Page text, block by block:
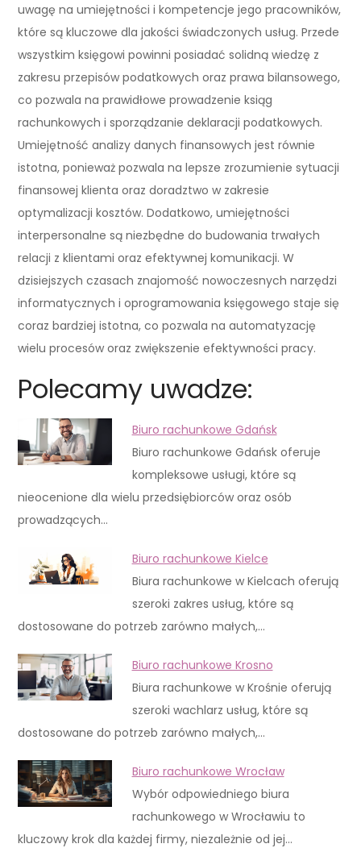
uwagę na umiejętności i kompetencje jego pracowników,
które są kluczowe dla jakości świadczonych usług. Przede
wszystkim księgowi powinni posiadać solidną wiedzę z
zakresu przepisów podatkowych oraz prawa bilansowego,
co pozwala na prawidłowe prowadzenie ksiąg
rachunkowych i sporządzanie deklaracji podatkowych.
Umiejętność analizy danych finansowych jest równie
istotna, ponieważ pozwala na lepsze zrozumienie sytuacji
finansowej klienta oraz doradztwo w zakresie
optymalizacji kosztów. Dodatkowo, umiejętności
interpersonalne są niezbędne do budowania trwałych
relacji z klientami oraz efektywnej komunikacji. W
dzisiejszych czasach znajomość nowoczesnych narzędzi
informatycznych i oprogramowania księgowego staje się
coraz bardziej istotna, co pozwala na automatyzację
wielu procesów oraz zwiększenie efektywności pracy.
Polecamy uwadze:
Biuro rachunkowe Gdańsk
Biuro rachunkowe Gdańsk oferuje
kompleksowe usługi, które są
nieocenione dla wielu przedsiębiorców oraz osób
prowadzących…
Biuro rachunkowe Kielce
Biura rachunkowe w Kielcach oferują
szeroki zakres usług, które są
dostosowane do potrzeb zarówno małych,…
Biuro rachunkowe Krosno
Biura rachunkowe w Krośnie oferują
szeroki wachlarz usług, które są
dostosowane do potrzeb zarówno małych,…
Biuro rachunkowe Wrocław
Wybór odpowiedniego biura
rachunkowego w Wrocławiu to
kluczowy krok dla każdej firmy, niezależnie od jej…